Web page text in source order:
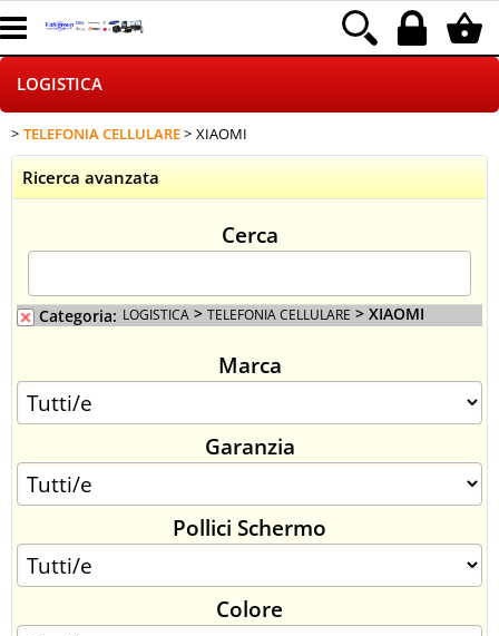
HOME PAGE
CHI SIAMO
LOGISTICA
NEGOZI ON LINE
DROPSHIPPING
SINCRONIZZATI CON NOI
SPEDIZIONI
PAGAMENTI
TELEFONIA CELLULARE XIAOMI
Ricerca avanzata
Cerca
Categoria: LOGISTICA > TELEFONIA CELLULARE > XIAOMI
Marca
Garanzia
Pollici Schermo
Colore